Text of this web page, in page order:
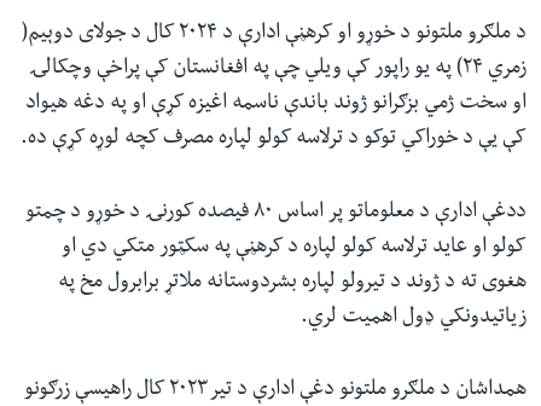
د ملګرو ملتونو د خوړو او کرهڼې ادارې د ۲۰۲۴ کال د جولای دوېیم(
زمري ۲۴) په یو راپور کې ویلي چې په افغانستان کې پراخې وچکالۍ
او سخت ژمي بزګرانو ژوند باندې ناسمه اغیزه کړې او په دغه هیواد
کې یې د خوراکي توکو د ترلاسه کولو لپاره مصرف کچه لوړه کړې ده.
ددغې ادارې د معلوماتو پر اساس ۸۰ فیصده کورنۍ د خوړو د چمتو
کولو او عاید ترلاسه کولو لپاره د کرهڼې په سکټور متکي دي او
هغوی ته د ژوند د تیرولو لپاره بشردوستانه ملاتړ برابرول مخ په
زیاتیدونکي ډول اهمیت لري.
همداشان د ملګرو ملتونو دغې ادارې د تیر۲۰۲۳ کال راهیسې زرګونو